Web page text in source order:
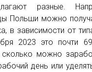
разные.
Польши можно
в зависимости от
2023 это почти
сколько можно
день или